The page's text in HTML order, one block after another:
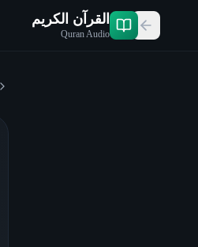
القرآن الكريم
Quran Audio